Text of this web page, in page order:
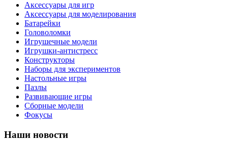
Аксессуары для игр
Аксессуары для моделирования
Батарейки
Головоломки
Игрушечные модели
Игрушки-антистресс
Конструкторы
Наборы для экспериментов
Настольные игры
Пазлы
Развивающие игры
Сборные модели
Фокусы
Наши новости